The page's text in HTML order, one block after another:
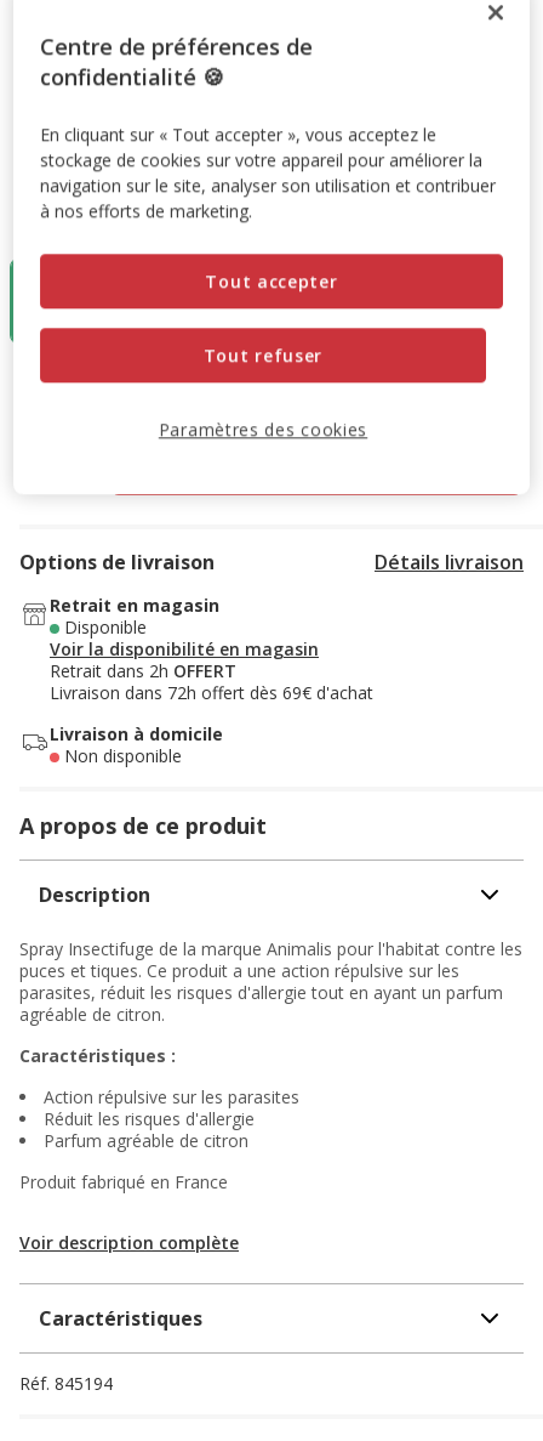
Taille:150ml
9.99€
(66.60€ / litre)
Prix 9.99€, 66.60 EUR par litre
9.99€ (66.60€ / litre)
Options de livraison Détails livraison
Retrait en magasin
Disponible
Voir la disponibilité en magasin
Retrait dans 2h OFFERT
Livraison dans 72h offert dès 69€ d'achat
Livraison à domicile
Non disponible
A propos de ce produit
Description
Spray Insectifuge de la marque Animalis pour l'habitat contre les
puces et tiques. Ce produit a une action répulsive sur les
parasites, réduit les risques d'allergie tout en ayant un parfum
agréable de citron.
Caractéristiques :
Action répulsive sur les parasites
Réduit les risques d'allergie
Parfum agréable de citron
Produit fabriqué en France
Voir description complète
Caractéristiques
Réf. 845194
Centre de préférences de
confidentialité 🍪
En cliquant sur « Tout accepter », vous acceptez le
stockage de cookies sur votre appareil pour améliorer la
navigation sur le site, analyser son utilisation et contribuer
à nos efforts de marketing.
Tout refuser
Tout accepter
Paramètres des cookies